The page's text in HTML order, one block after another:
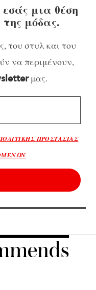
μια θέση
μόδας.
του στυλ και του
να περιμένουν,
μας.
ΠΡΟΣΤΑΣΙΑΣ